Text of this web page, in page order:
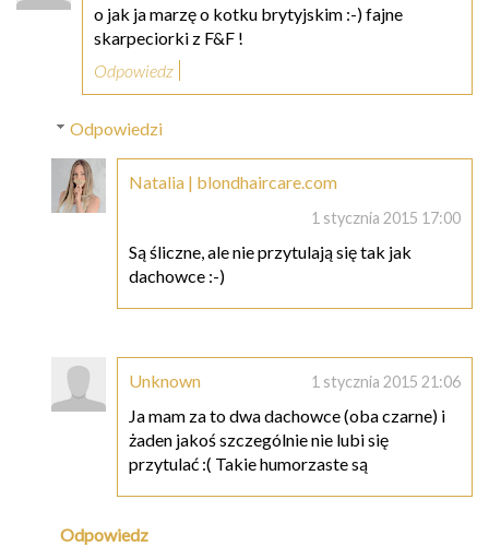
o jak ja marzę o kotku brytyjskim :-) fajne
skarpeciorki z F&F !
Odpowiedz
Odpowiedzi
Natalia | blondhaircare.com
1 stycznia 2015 17:00
Są śliczne, ale nie przytulają się tak jak
dachowce :-)
Unknown 1 stycznia 2015 21:06
Ja mam za to dwa dachowce (oba czarne) i
żaden jakoś szczególnie nie lubi się
przytulać :( Takie humorzaste są
Odpowiedz